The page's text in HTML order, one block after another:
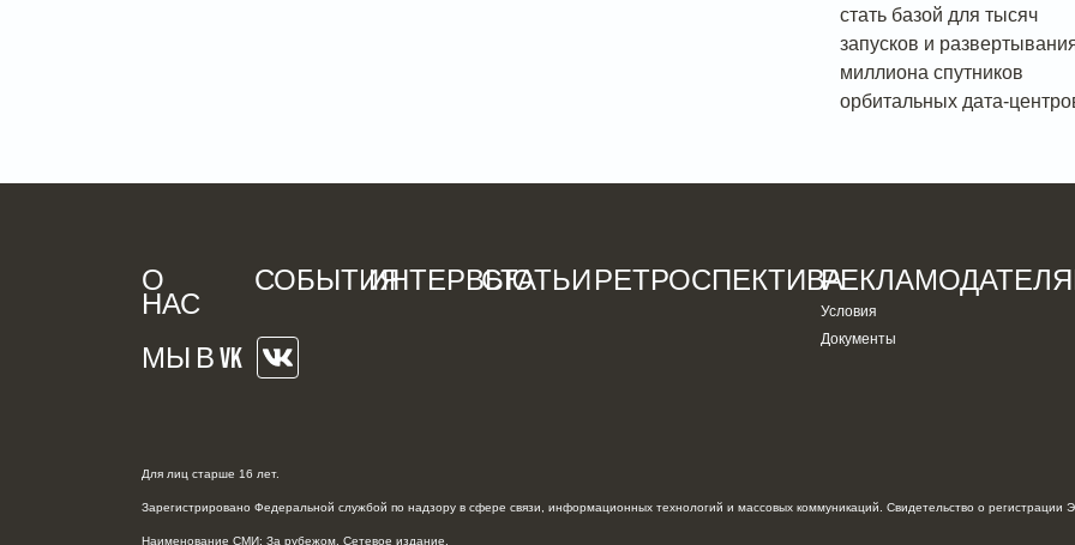
стать базой для тысяч
запусков и
миллиона спутников
орбитальных дата-
О
НАС
СОБЫТИЯИНТЕРВЬЮСТАТЬИРЕТРОСПЕКТИВА
МЫ В VK
Условия
Документы
Для лиц старше 16 лет.
Зарегистрировано Федеральной службой по надзору в сфере связи, информационных технологий и массовых коммуникаций. Свидетельство о
Наименование СМИ: За рубежом. Сетевое издание.